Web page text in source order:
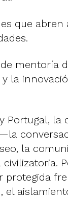
que abren
mentoría
y la
Portugal, la
la
civilizatoria.
protegida
el